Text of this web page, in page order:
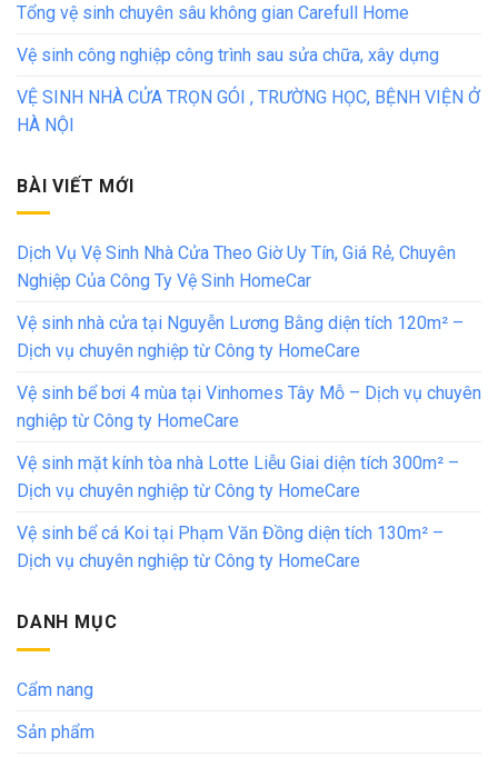
Tổng vệ sinh chuyên sâu không gian Carefull Home
Vệ sinh công nghiệp công trình sau sửa chữa, xây dựng
VỆ SINH NHÀ CỬA TRỌN GÓI , TRƯỜNG HỌC, BỆNH VIỆN Ở
HÀ NỘI
BÀI VIẾT MỚI
Dịch Vụ Vệ Sinh Nhà Cửa Theo Giờ Uy Tín, Giá Rẻ, Chuyên
Nghiệp Của Công Ty Vệ Sinh HomeCar
Vệ sinh nhà cửa tại Nguyễn Lương Bằng diện tích 120m² –
Dịch vụ chuyên nghiệp từ Công ty HomeCare
Vệ sinh bể bơi 4 mùa tại Vinhomes Tây Mỗ – Dịch vụ chuyên
nghiệp từ Công ty HomeCare
Vệ sinh mặt kính tòa nhà Lotte Liễu Giai diện tích 300m² –
Dịch vụ chuyên nghiệp từ Công ty HomeCare
Vệ sinh bể cá Koi tại Phạm Văn Đồng diện tích 130m² –
Dịch vụ chuyên nghiệp từ Công ty HomeCare
DANH MỤC
Cẩm nang
Sản phẩm